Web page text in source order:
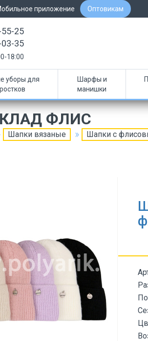
приложение Оптовикам
25
35
18:00
уборы для
Шарфы и
манишки
ФЛИС
Шапки вязаные Шапки с